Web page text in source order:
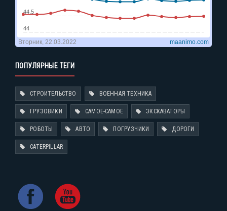
ПОПУЛЯРНЫЕ ТЕГИ
СТРОИТЕЛЬСТВО ВОЕННАЯ ТЕХНИКА
ГРУЗОВИКИ САМОЕ-САМОЕ ЭКСКАВАТОРЫ
РОБОТЫ АВТО ПОГРУЗЧИКИ ДОРОГИ
CATERPILLAR